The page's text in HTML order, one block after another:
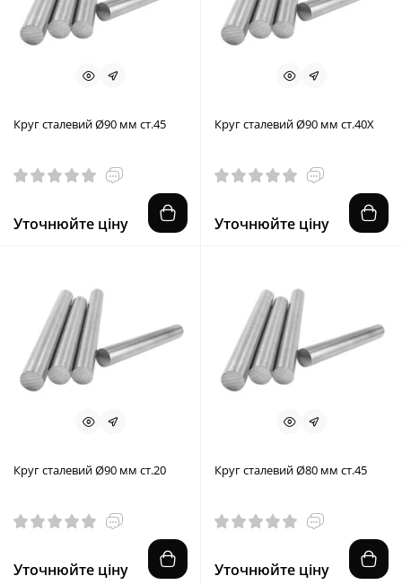
Круг сталевий Ø90 мм ст.45
Уточнюйте ціну
Круг сталевий Ø90 мм ст.40X
Уточнюйте ціну
Круг сталевий Ø90 мм ст.20
Уточнюйте ціну
Круг сталевий Ø80 мм ст.45
Уточнюйте ціну